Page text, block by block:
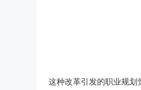
这种改革引发的职业规划